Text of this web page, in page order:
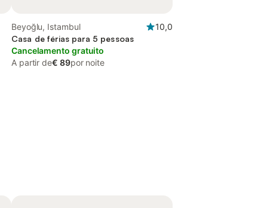
Beyoğlu, Istambul
10,0
Casa de férias para 5 pessoas
Cancelamento gratuito
A partir de€ 89por noite